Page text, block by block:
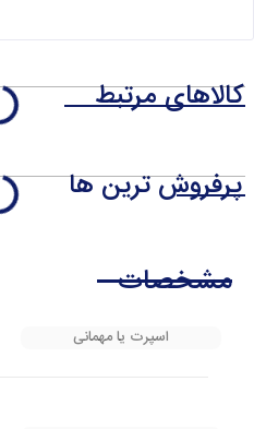
کالاهای مرتبط
پرفروش ترین ها
مشخصات
اسپرت یا مهمانی